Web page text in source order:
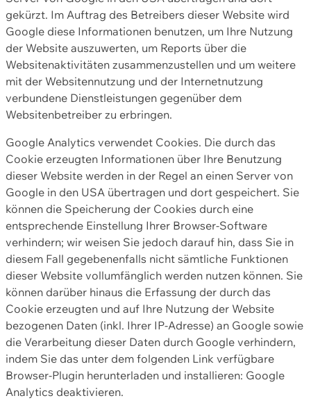
gekürzt. Im Auftrag des Betreibers dieser Website wird
Google diese Informationen benutzen, um Ihre Nutzung
der Website auszuwerten, um Reports über die
Websitenaktivitäten zusammenzustellen und um weitere
mit der Websitennutzung und der Internetnutzung
verbundene Dienstleistungen gegenüber dem
Websitenbetreiber zu erbringen.
Google Analytics verwendet Cookies. Die durch das
Cookie erzeugten Informationen über Ihre Benutzung
dieser Website werden in der Regel an einen Server von
Google in den USA übertragen und dort gespeichert. Sie
können die Speicherung der Cookies durch eine
entsprechende Einstellung Ihrer Browser-Software
verhindern; wir weisen Sie jedoch darauf hin, dass Sie in
diesem Fall gegebenenfalls nicht sämtliche Funktionen
dieser Website vollumfänglich werden nutzen können. Sie
können darüber hinaus die Erfassung der durch das
Cookie erzeugten und auf Ihre Nutzung der Website
bezogenen Daten (inkl. Ihrer IP-Adresse) an Google sowie
die Verarbeitung dieser Daten durch Google verhindern,
indem Sie das unter dem folgenden Link verfügbare
Browser-Plugin herunterladen und installieren: Google
Analytics deaktivieren.